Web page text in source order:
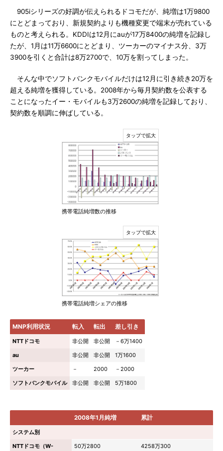
905iシリーズの好調が伝えられるドコモだが、純増は1万9800
にとどまっており、新規契約よりも機種変更で端末が売れている
ものと考えられる。KDDIは12月にauが17万8400の純増を記録し
たが、1月は11万6600にとどまり、ツーカーのマイナス分、3万
3900を引くと合計は8万2700で、10万を割ってしまった。
そんな中でソフトバンクモバイルだけは12月に引き続き20万を
超える純増を獲得している。2008年から毎月契約数を公表する
ことになったイー・モバイルも3万2600の純増を記録しており、
契約数を順調に伸ばしている。
携帯電話純増数の推移
携帯電話純増シェアの推移
MNP利用状況 転入 転出 差し引き
NTTドコモ 非公開 非公開
－6万1400
au
非公開 非公開
1万1600
ツーカー
－ 2000
－2000
ソフトバンクモバイル
非公開 非公開 5万1800
2008年1月純増 累計
システム別
NTTドコモ（W-
50万2800 4258万300